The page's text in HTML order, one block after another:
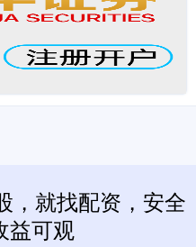
，就找配资，安全
益可观